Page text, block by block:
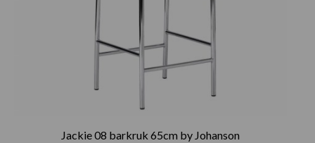
Jackie 08 barkruk 65cm by Johanson